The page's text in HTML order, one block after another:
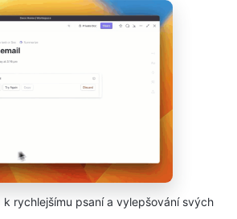
k rychlejšímu psaní a vylepšování svých